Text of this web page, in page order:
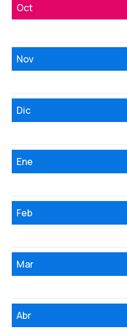
Oct
Nov
Dic
Ene
Feb
Mar
Abr